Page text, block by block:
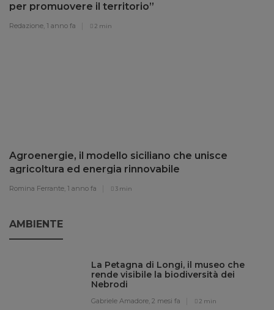
per promuovere il territorio”
Redazione, 1 anno fa 2 min
Agroenergie, il modello siciliano che unisce
agricoltura ed energia rinnovabile
Romina Ferrante, 1 anno fa 3 min
AMBIENTE
La Petagna di Longi, il museo che
rende visibile la biodiversità dei
Nebrodi
Gabriele Amadore,2 mesi fa 2 min